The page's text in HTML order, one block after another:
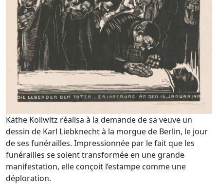
Käthe Kollwitz réalisa à la demande de sa veuve un
dessin de Karl Liebknecht à la morgue de Berlin, le jour
de ses funérailles. Impressionnée par le fait que les
funérailles se soient transformée en une grande
manifestation, elle conçoit l’estampe comme une
déploration.